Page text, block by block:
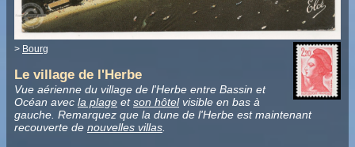
> Bourg
Le village de l'Herbe
Vue aérienne du village de l'Herbe entre Bassin et
Océan avec la plage etson hôtelvisible en bas à
gauche. Remarquez que la dune de l'Herbe est maintenant
recouverte de nouvelles villas.